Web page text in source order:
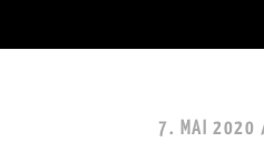
7. MAI 2020